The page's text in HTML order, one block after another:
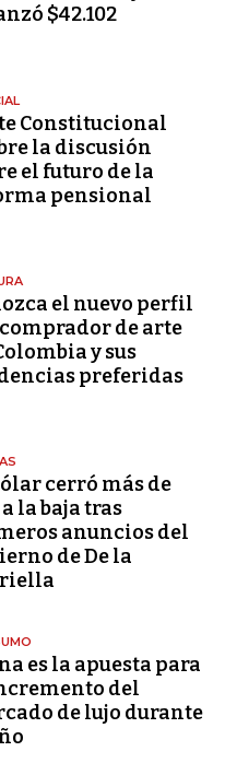
$42.102
Constitucional
la discusión
el futuro de la
pensional
el nuevo perfil
de arte
y sus
preferidas
cerró más de
a la baja tras
anuncios del
de De la
es la apuesta para
del
de lujo durante